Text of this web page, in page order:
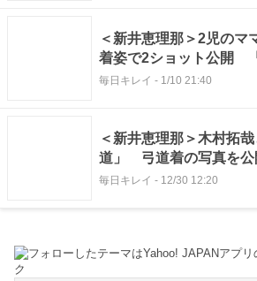
＜新井恵理那＞2児の
着姿で2ショット公開
着ることないと思ってた
毎日キレイ - 1/10 21:40
＜新井恵理那＞木村拓
道」 弓道着の写真を
こよくなっていく木村拓
毎日キレイ - 12/30 12:20